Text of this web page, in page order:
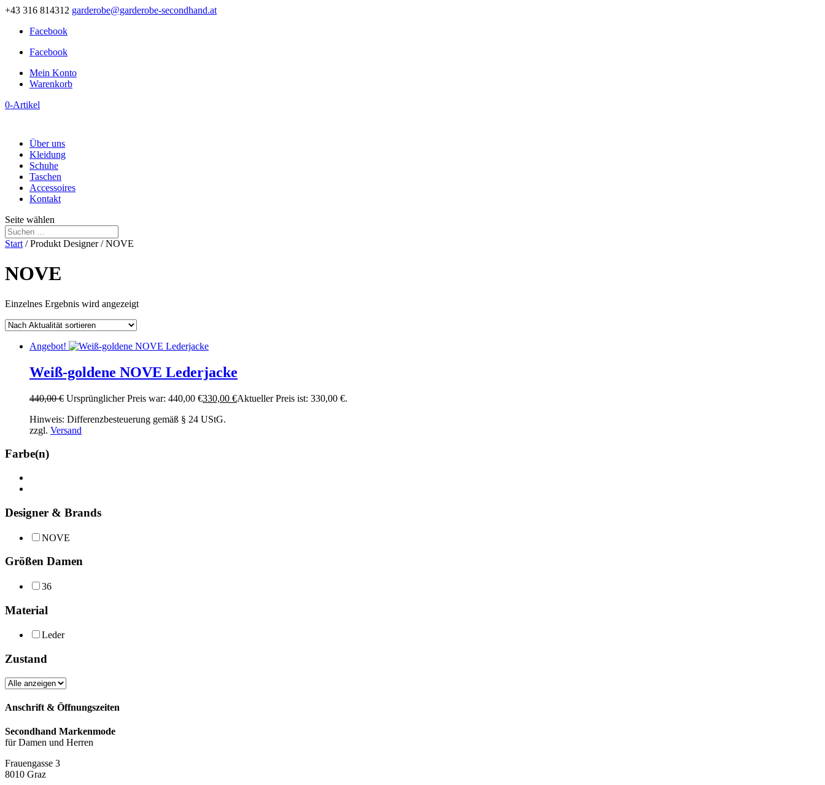
+43 316 814312 garderobe@garderobe-secondhand.at
Facebook
Facebook
Mein Konto
Warenkorb
0-Artikel
Über uns
Kleidung
Schuhe
Taschen
Accessoires
Kontakt
Seite wählen
Start / Produkt Designer / NOVE
NOVE
Einzelnes Ergebnis wird angezeigt
Angebot!
Weiß-goldene NOVE Lederjacke
440,00€ Ursprünglicher Preis war: 440,00 €330,00 €Aktueller Preis ist: 330,00 €.
Hinweis: Differenzbesteuerung gemäß § 24 UStG.
zzgl. Versand
Farbe(n)
Designer & Brands
NOVE
Größen Damen
36
Material
Leder
Zustand
Anschrift & Öffnungszeiten
Secondhand Markenmode
für Damen und Herren
Frauengasse 3
8010 Graz